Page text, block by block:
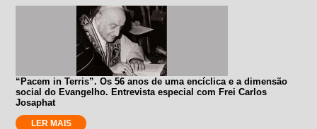
“Pacem in Terris”. Os 56 anos de uma encíclica e a dimensão
social do Evangelho. Entrevista especial com Frei Carlos
Josaphat
LER MAIS